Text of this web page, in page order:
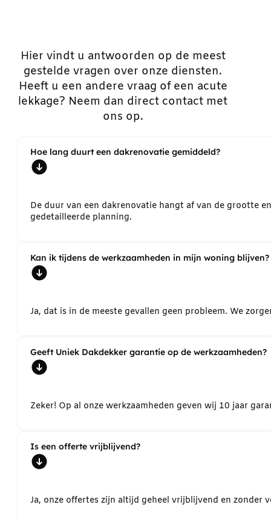
Hier vindt u antwoorden op de meest
gestelde vragen over onze diensten.
Heeft u een andere vraag of een acute
lekkage? Neem dan direct contact met
ons op.
Hoe lang duurt een dakrenovatie gemiddeld?
De duur van een dakrenovatie hangt af van de grootte
gedetailleerde planning.
Kan ik tijdens de werkzaamheden in mijn woning blijven?
Ja, dat is in de meeste gevallen geen probleem. We
Geeft Uniek Dakdekker garantie op de werkzaamheden?
Zeker! Op al onze werkzaamheden geven wij 10 jaar
Is een offerte vrijblijvend?
Ja, onze offertes zijn altijd geheel vrijblijvend en